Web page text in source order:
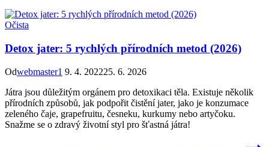
Očista
Detox jater: 5 rychlých přírodních metod (2026)
Odwebmaster1 9. 4. 202225. 6. 2026
Játra jsou důležitým orgánem pro detoxikaci těla. Existuje několik
přírodních způsobů, jak podpořit čistění jater, jako je konzumace
zeleného čaje, grapefruitu, česneku, kurkumy nebo artyčoku.
Snažme se o zdravý životní styl pro šťastná játra!